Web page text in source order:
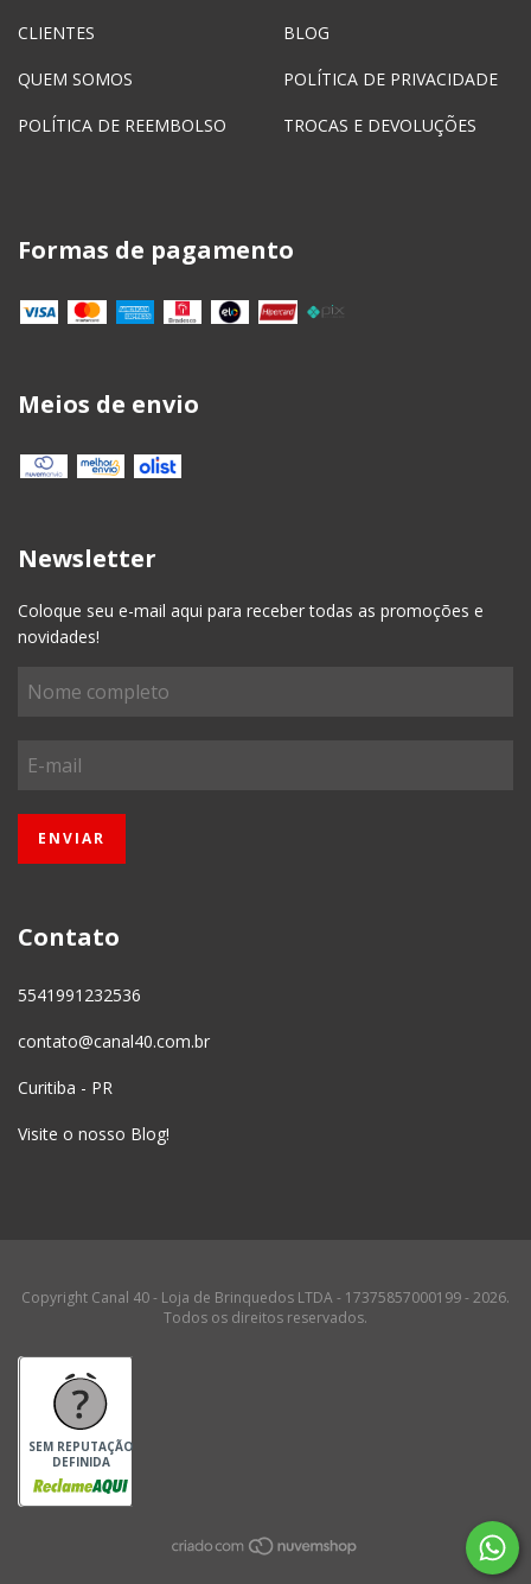
CLIENTES BLOG
QUEM SOMOS POLÍTICA DE PRIVACIDADE
POLÍTICA DE REEMBOLSO TROCAS E DEVOLUÇÕES
Formas de pagamento
Meios de envio
Newsletter
Coloque seu e-mail aqui para receber todas as promoções e
novidades!
Contato
5541991232536
contato@canal40.com.br
Curitiba - PR
Visite o nosso Blog!
Copyright Canal 40 - Loja de Brinquedos LTDA - 17375857000199 - 2026.
Todos os direitos reservados.
SEM REPUTAÇÃO
DEFINIDA